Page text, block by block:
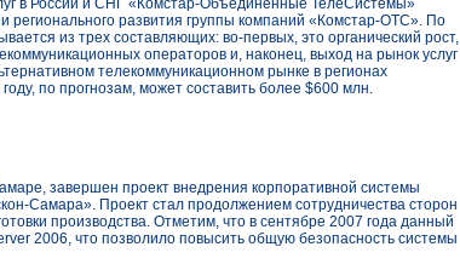
в России и СНГ «Комстар-Объединенные ТелеСистемы»
развития группы компаний «Комстар-ОТС». По
из трех составляющих: во-первых, это органический рост,
операторов и, наконец, выход на рынок услуг
телекоммуникационном рынке в регионах
по прогнозам, может составить более $600 млн.
завершен проект внедрения корпоративной системы
Самара». Проект стал продолжением сотрудничества сторон
производства. Отметим, что в сентябре 2007 года данный
2006, что позволило повысить общую безопасность системы